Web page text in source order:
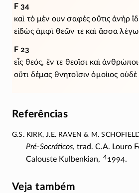
F 34
καὶ τὸ μὲν ουν σαφὲς οὔτις ἀνὴρ
εἰδὼς ἀμφὶ θεῶν τε καὶ ἅσσα λέγω
F 23
εἷς θεός, ἔν τε θεοῖσι καὶ
οὔτι δέμας θνητοῖσιν ὁμοίιος
Referências
G.S. Kirk, J.E. Raven & M.
Pré-Socráticos, trad. C.A. Louro
Calouste Kulbenkian, 41994.
Veja também